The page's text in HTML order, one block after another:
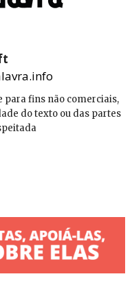
para fins não comerciais,
do texto ou das partes